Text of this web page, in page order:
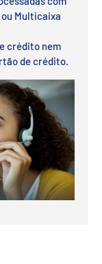
Multicaixa
crédito nem
de crédito.